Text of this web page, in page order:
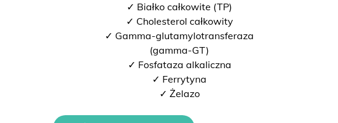
✓ Białko całkowite (TP)
✓ Cholesterol całkowity
✓ Gamma-glutamylotransferaza
(gamma-GT)
✓ Fosfataza alkaliczna
✓ Ferrytyna
✓ Żelazo